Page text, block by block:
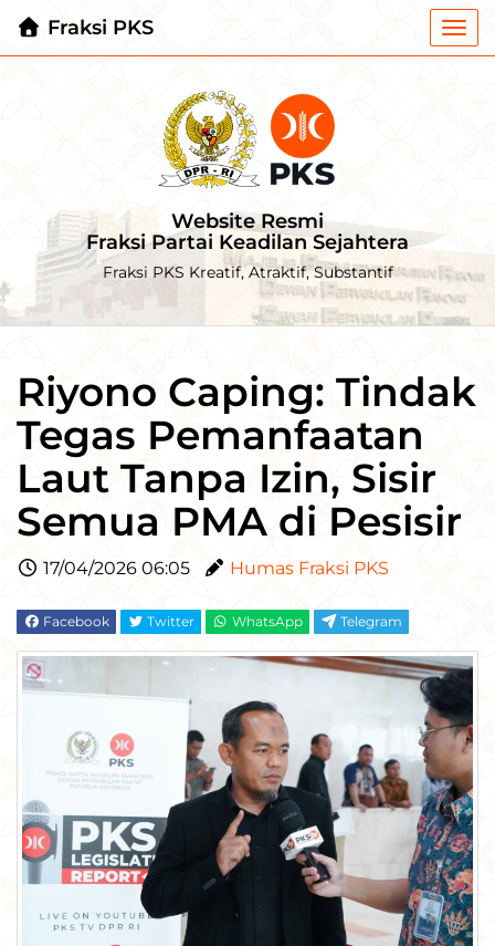
Fraksi PKS
Website Resmi
Fraksi Partai Keadilan Sejahtera
Fraksi PKS Kreatif, Atraktif, Substantif
Riyono Caping: Tindak
Tegas Pemanfaatan
Laut Tanpa Izin, Sisir
Semua PMA di Pesisir
17/04/2026 06:05 Humas Fraksi PKS
Facebook Twitter WhatsApp Telegram